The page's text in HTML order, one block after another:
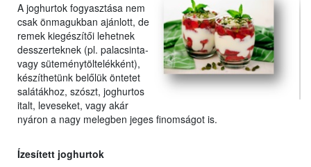
A joghurtok fogyasztása nem
csak önmagukban ajánlott, de
remek kiegészítői lehetnek
desszerteknek (pl. palacsinta-
vagy süteménytöltelékként),
készíthetünk belőlük öntetet
salátákhoz, szószt, joghurtos
italt, leveseket, vagy akár
nyáron a nagy melegben jeges finomságot is.
Ízesített joghurtok